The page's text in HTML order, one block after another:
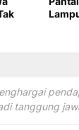
tanggung